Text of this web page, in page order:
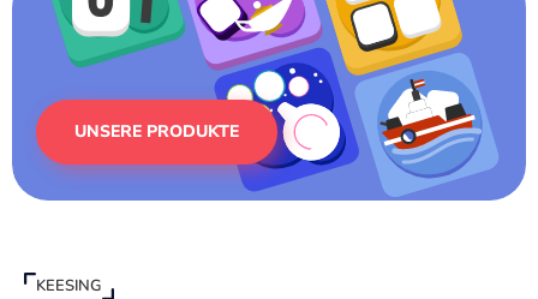
UNSERE PRODUKTE
KEESING